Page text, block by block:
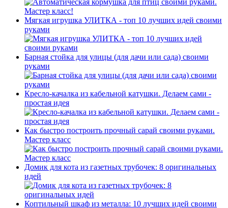
Мягкая игрушка УЛИТКА - топ 10 лучших идей своими
руками
Барная стойка для улицы (для дачи или сада) своими
руками
Кресло-качалка из кабельной катушки. Делаем сами -
простая идея
Как быстро построить прочный сарай своими руками.
Мастер класс
Домик для кота из газетных трубочек: 8 оригинальных
идей
Коптильный шкаф из металла: 10 лучших идей своими